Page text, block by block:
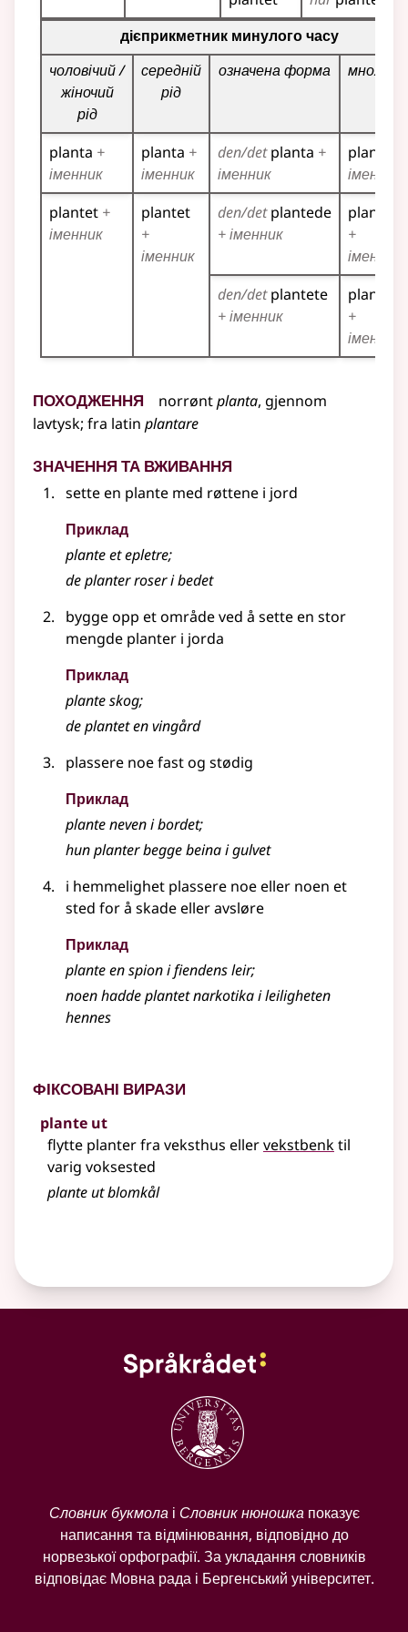
Таблиця відмінювання дієприкметників для цього
дієприкметник минулого часу
чоловічий /
жіночий
рід
середній
рід
означена форма множина
planta +
іменник
planta +
іменник
den/detplanta +
іменник
planta
іменник
plantet +
іменник
plantet
+
іменник
den/detplantede
+ іменник
plantede
+
іменник
den/detplantete
+ іменник
plantete
+
іменник
Походження norrøntplanta, gjennom
lavtysk; fra latin plantare
Значення та вживання
sette en plante med røttene i jord
Приклад
plante et epletre;
de planter roser i bedet
bygge opp et område ved å sette en stor
mengde planter i jorda
Приклад
planteskog;
de plantet en vingård
plassere noe fast og stødig
Приклад
planteneven i bordet;
hunplanterbegge beina i gulvet
i hemmelighet plassere noe eller noen et
sted for å skade eller avsløre
Приклад
planteen spion i fiendens leir;
noen hadde plantet narkotika i leiligheten
hennes
Фіксовані вирази
plante ut
flytte planter fra veksthus ellervekstbenktil
varig voksested
plante ut blomkål
Словник букмолаі Словник нюношкапоказує
написання та відмінювання, відповідно до
норвезької орфографії. За укладання словників
відповідає Мовна рада і Бергенський університет.